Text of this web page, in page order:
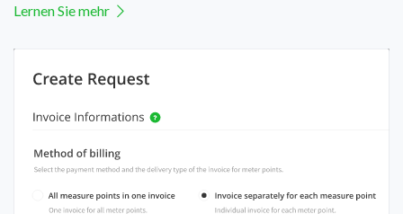
Lernen Sie mehr